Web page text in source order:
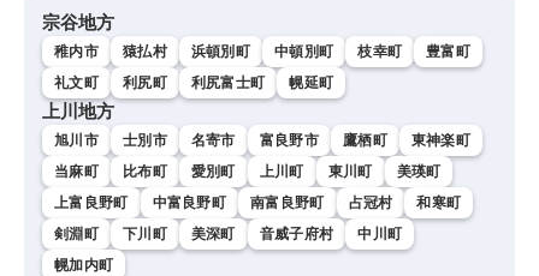
宗谷地方
稚内市 猿払村 浜頓別町 中頓別町 枝幸町
豊富町
礼文町
利尻町 利尻富士町 幌延町
上川地方
旭川市 士別市 名寄市 富良野市 鷹栖町
東神楽町
当麻町
比布町 愛別町 上川町 東川町
美瑛町
上富良野町
中富良野町 南富良野町 占冠村
和寒町
剣淵町
下川町 美深町 音威子府村
中川町
幌加内町